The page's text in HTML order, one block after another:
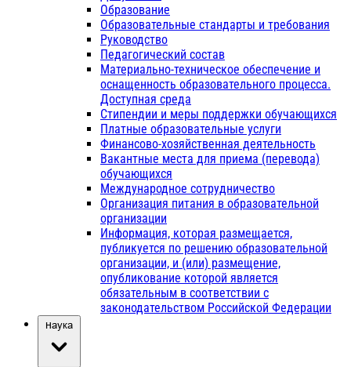
Образование
Образовательные стандарты и требования
Руководство
Педагогический состав
Материально-техническое обеспечение и
оснащенность образовательного процесса.
Доступная среда
Стипендии и меры поддержки обучающихся
Платные образовательные услуги
Финансово-хозяйственная деятельность
Вакантные места для приема (перевода)
обучающихся
Международное сотрудничество
Организация питания в образовательной
организации
Информация, которая размещается,
публикуется по решению образовательной
организации, и (или) размещение,
опубликование которой является
обязательным в соответствии с
законодательством Российской Федерации
Наука